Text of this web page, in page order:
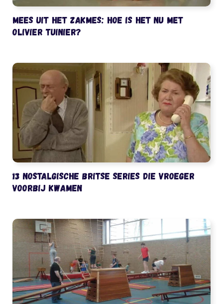
Mees uit het Zakmes: hoe is het nu met
Olivier Tuinier?
13 nostalgische Britse series die vroeger
voorbij kwamen